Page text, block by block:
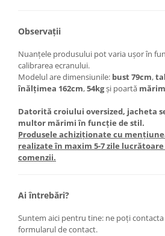
Observații
Nuanțele produsului pot varia ușor în
calibrarea ecranului.
Modelul are dimensiunile: bust 79cm,
înălțimea 162cm,54kgși poartă
Datorită croiului oversized, jacheta
multor mărimi în funcție de stil.
Produsele achiziționate cu
realizate în maxim 5-7 zile lucrătoare
comenzii.
Ai întrebări?
Suntem aici pentru tine: ne poți contacta
formularul de contact.